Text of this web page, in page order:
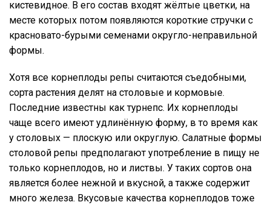
кистевидное. В его состав входят жёлтые цветки, на
месте которых потом появляются короткие стручки с
красновато-бурыми семенами округло-неправильной
формы.
Хотя все корнеплоды репы считаются съедобными,
сорта растения делят на столовые и кормовые.
Последние известны как турнепс. Их корнеплоды
чаще всего имеют удлинённую форму, в то время как
у столовых — плоскую или округлую. Салатные формы
столовой репы предполагают употребление в пищу не
только корнеплодов, но и листвы. У таких сортов она
является более нежной и вкусной, а также содержит
много железа. Вкусовые качества корнеплодов тоже